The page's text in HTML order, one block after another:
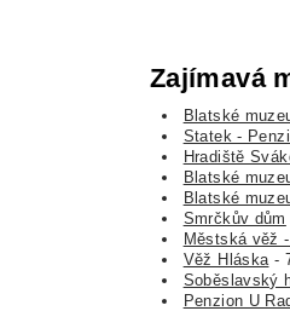
Zajímavá
Blatské
Statek -
Hradiště
Blatské
Blatské
Smrčkův dům
Městská věž
Věž Hláska -
Soběslavský
Penzion U